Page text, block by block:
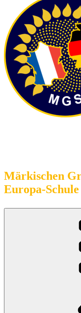
Märkischen
Europa-